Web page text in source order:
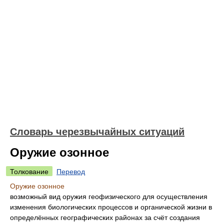
Словарь черезвычайных ситуаций
Оружие озонное
Толкование
Перевод
Оружие озонное
возможный вид оружия геофизического для осуществления
изменения биологических процессов и органической жизни в
определённых географических районах за счёт создания